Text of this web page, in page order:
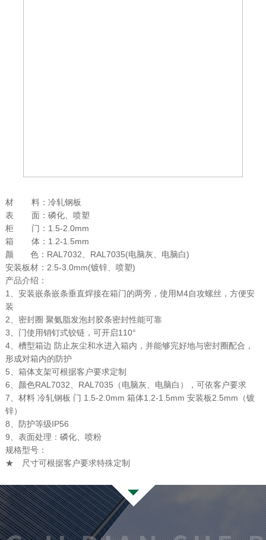
材 料：冷轧钢板
表 面：磷化、喷塑
柜 门：1.5-2.0mm
箱 体：1.2-1.5mm
颜 色：RAL7032、RAL7035(电脑灰、电脑白)
安装板材：2.5-3.0mm(镀锌、喷塑)
产品介绍：
1、安装嵌条嵌条垂直焊接在箱门的两旁，使用M4自攻螺丝，方便安
装
2、密封圈 聚氨脂发泡封胶条密封性能可靠
3、门使用销钉式铰链，可开启110°
4、槽型箱边 防止灰尘和水进入箱内，并能够完好地与密封圈配合，
形成对箱内的防护
5、箱体支架可根据客户要求定制
6、颜色RAL7032、RAL7035（电脑灰、电脑白），可依客户要求
7、材料 冷轧钢板 门 1.5-2.0mm 箱体1.2-1.5mm 安装板2.5mm（镀
锌）
8、防护等级IP56
9、表面处理：磷化、喷粉
规格型号：
★ 尺寸可根据客户要求特殊定制